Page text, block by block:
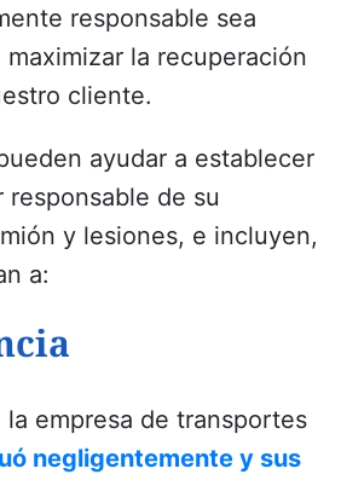
responsable sea
la recuperación
cliente.
ayudar a establecer
de su
y lesiones, e incluyen,
a:
la empresa de transportes
negligentemente y sus